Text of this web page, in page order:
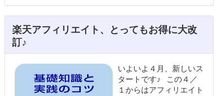
楽天アフィリエイト、とってもお得に大改
訂♪
いよいよ４月、新しいス
タートです♪ この４／
１からはアフィリエイト